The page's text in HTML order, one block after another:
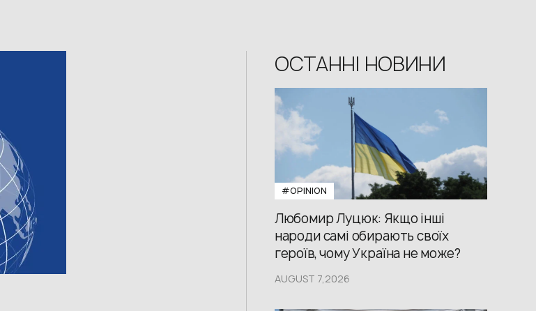
ОСТАННІ НОВИНИ
#OPINION
Любомир Луцюк: Якщо інші
народи самі обирають своїх
героїв, чому Україна не може?
AUGUST 7,2026